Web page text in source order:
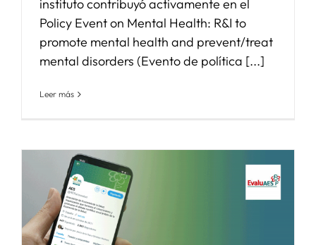
instituto contribuyó activamente en el
Policy Event on Mental Health: R&I to
promote mental health and prevent/treat
mental disorders (Evento de política [...]
Leer más